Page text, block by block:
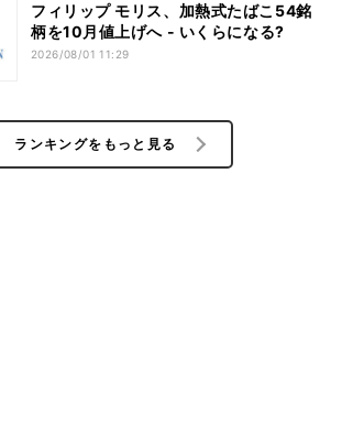
フィリップ モリス、加熱式たばこ54銘
柄を10月値上げへ - いくらになる?
2026/08/01 11:29
ランキングをもっと見る